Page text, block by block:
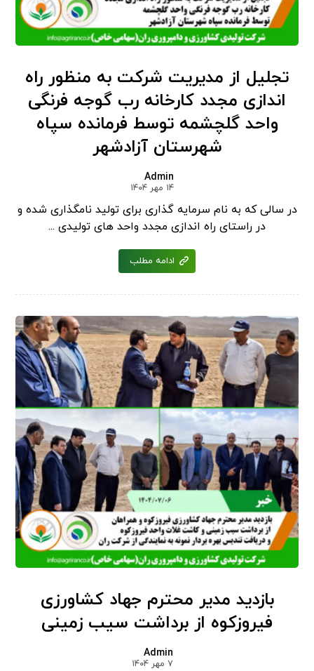
تجلیل از مدیریت شرکت به منظور راه
اندازی مجدد کارخانه رب گوجه فرنگی
واحد گلچشمه توسط فرمانده سپاه
شهرستان آزادشهر
Admin
۱۴ مهر ۱۴۰۴
در سالی که به نام سرمایه گذاری برای تولید نامگذاری شده و
در راستای راه اندازی مجدد واحد های تولیدی ...
ادامه مطلب
بازدید مدیر محترم جهاد کشاورزی
فیروزکوه از برداشت سیب زمینی
Admin
۷ مهر ۱۴۰۴